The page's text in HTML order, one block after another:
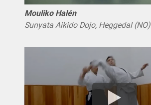
Mouliko Halén
Sunyata Aikido Dojo, Heggedal (NO)